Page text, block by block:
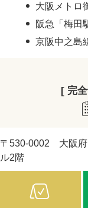
大阪メトロ
阪急「梅田
京阪中之島
[ 完
〒530-0002 大阪府
ル2階